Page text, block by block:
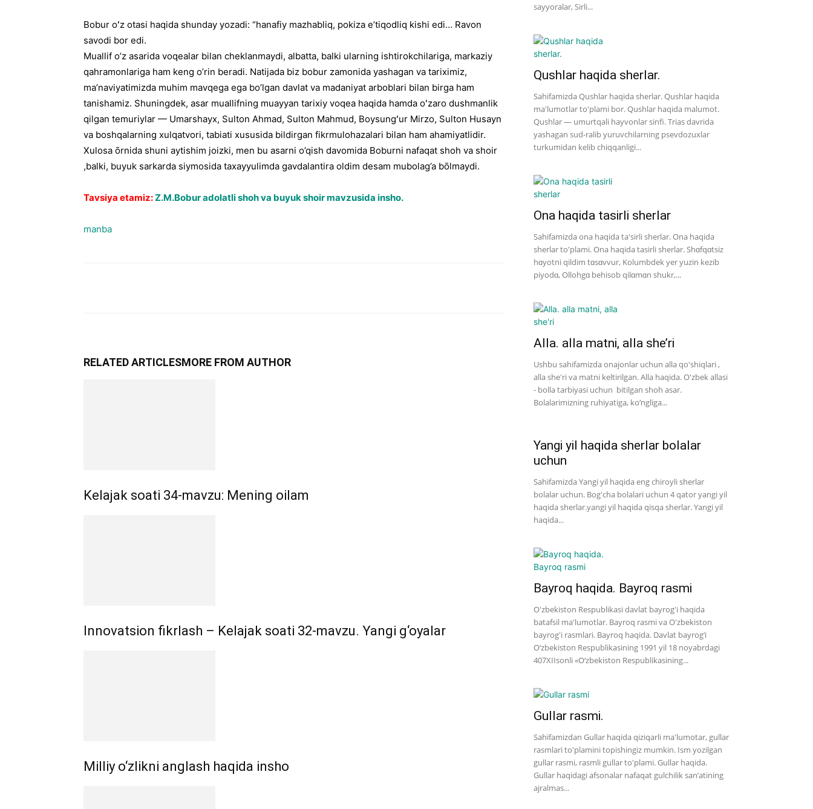
Bobur oʻz otasi haqida shunday yozadi: “hanafiy mazhabliq, pokiza eʼtiqodliq kishi edi… Ravon
savodi bor edi.
Muallif o’z asarida voqealar bilan cheklanmaydi, albatta, balki ularning ishtirokchilariga, markaziy
qahramonlariga ham keng o’rin beradi. Natijada biz bobur zamonida yashagan va tariximiz,
ma’naviyatimizda muhim mavqega ega bo’lgan davlat va madaniyat arboblari bilan birga ham
tanishamiz. Shuningdek, asar muallifning muayyan tarixiy voqea haqida hamda oʻzaro dushmanlik
qilgan temuriylar — Umarshayx, Sulton Ahmad, Sulton Mahmud, Boysungʻur Mirzo, Sulton Husayn
va boshqalarning xulqatvori, tabiati xususida bildirgan fikrmulohazalari bilan ham ahamiyatlidir.
Xulosa ōrnida shuni aytishim joizki, men bu asarni o’qish davomida Boburni nafaqat shoh va shoir
,balki, buyuk sarkarda siymosida taxayyulimda gavdalantira oldim desam mubolag’a bōlmaydi.
Tavsiya etamiz:Z.M.Bobur adolatli shoh va buyuk shoir mavzusida insho.
manba
RELATED ARTICLESMORE FROM AUTHOR
Kelajak soati 34-mavzu: Mening oilam
Innovatsion fikrlash – Kelajak soati 32-mavzu. Yangi g‘oyalar
Milliy o‘zlikni anglash haqida insho
sayyoralar, Sirli...
Qushlar haqida sherlar.
Sahifamizda Qushlar haqida sherlar. Qushlar haqida
ma'lumotlar to'plami bor. Qushlar haqida malumot.
Qushlar — umurtqali hayvonlar sinfi. Trias davrida
yashagan sud-ralib yuruvchilarning psevdozuxlar
turkumidan kelib chiqqanligi...
Ona haqida tasirli sherlar
Sahifamizda ona haqida ta'sirli sherlar. Ona haqida
sherlar to'plami. Ona haqida tasirli sherlar. Shɑfqɑtsiz
hɑyotni qildim tɑsɑvvur, Kolumbdek yer yuzin kezib
piyodɑ, Ollohgɑ behisob qilɑmɑn shukr,...
Alla. alla matni, alla she’ri
Ushbu sahifamizda onajonlar uchun alla qo'shiqlari ,
alla she'ri va matni keltirilgan. Alla haqida. O'zbek allasi
- bolla tarbiyasi uchun bitilgan shoh asar.
Bolalarimizning ruhiyatiga, ko‘ngliga...
Yangi yil haqida sherlar bolalar
uchun
Sahifamizda Yangi yil haqida eng chiroyli sherlar
bolalar uchun. Bog'cha bolalari uchun 4 qator yangi yil
haqida sherlar.yangi yil haqida qisqa sherlar. Yangi yil
haqida...
Bayroq haqida. Bayroq rasmi
O'zbekiston Respublikasi davlat bayrog'i haqida
batafsil ma'lumotlar. Bayroq rasmi va O'zbekiston
bayrog'i rasmlari. Bayroq haqida. Davlat bayrog‘i
O‘zbekiston Respublikasining 1991 yil 18 noyabrdagi
407­XII­sonli «O‘zbekiston Respublikasining...
Gullar rasmi.
Sahifamizdan Gullar haqida qiziqarli ma'lumotar, gullar
rasmlari to'plamini topishingiz mumkin. Ism yozilgan
gullar rasmi, rasmli gullar to'plami. Gullar haqida.
Gullar haqidagi afsonalar nafaqat gulchilik san’atining
ajralmas...